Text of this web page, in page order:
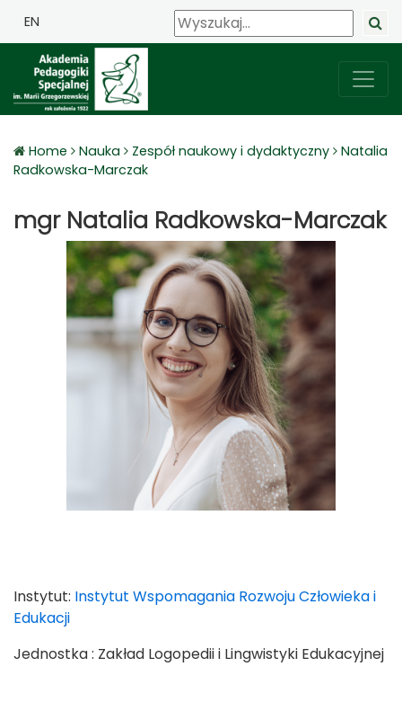
EN
Home Nauka Zespół naukowy i dydaktyczny
Natalia
Radkowska-Marczak
mgr Natalia Radkowska-Marczak
Instytut: Instytut Wspomagania Rozwoju Człowieka i
Edukacji
Jednostka : Zakład Logopedii i Lingwistyki Edukacyjnej